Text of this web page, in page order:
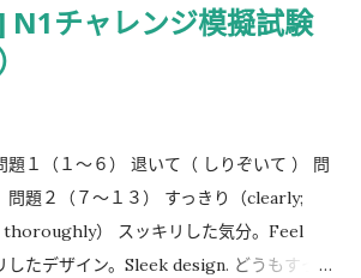
your parents were famous? M： １． 親
くなかったからです。（おやのななひか
me. ２．有名な親に頼りたかったからで
to rely on famous parents. ３．本当に
ったからです。Because I didn't really
答えは１番です。 親の七光り 権力を持
その恩恵を受けること...
チャレンジ模擬試験
題１（１～６） 退いて（ しりぞいて ） 問
問題２（７～１３） すっきり（clearly;
） スッキリした気分。Feel
たデザイン。Sleek design. どうもすっ